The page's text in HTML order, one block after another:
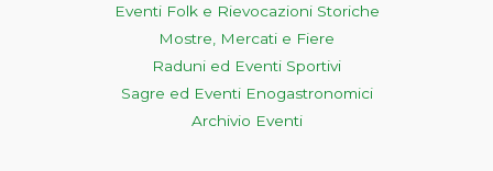
Eventi Folk e Rievocazioni Storiche
Mostre, Mercati e Fiere
Raduni ed Eventi Sportivi
Sagre ed Eventi Enogastronomici
Archivio Eventi